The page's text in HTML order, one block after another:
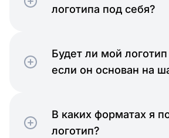
Образование
логотипа под себя?
Будет ли мой
если он основан на
В каких форматах я
логотип?